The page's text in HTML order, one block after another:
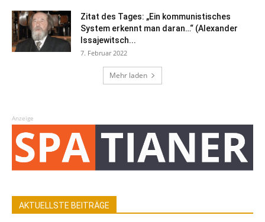
Zitat des Tages: „Ein kommunistisches
System erkennt man daran…“ (Alexander
Issajewitsch...
7. Februar 2022
Mehr laden
Anzeige
AKTUELLSTE BEITRÄGE